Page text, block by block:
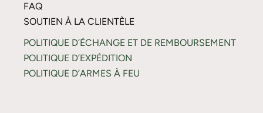
FAQ
SOUTIEN À LA CLIENTÈLE
POLITIQUE D’ÉCHANGE ET DE REMBOURSEMENT
POLITIQUE D’EXPÉDITION
POLITIQUE D’ARMES À FEU